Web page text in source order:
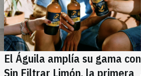
El Águila amplía su gama con
Sin Filtrar Limón, la primera